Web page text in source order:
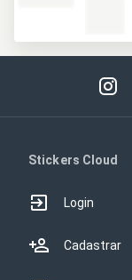
Stickers Cloud
Login
Cadastrar